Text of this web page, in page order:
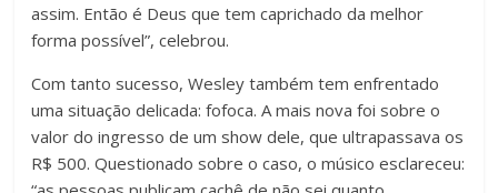
assim. Então é Deus que tem caprichado da melhor
forma possível”, celebrou.
Com tanto sucesso, Wesley também tem enfrentado
uma situação delicada: fofoca. A mais nova foi sobre o
valor do ingresso de um show dele, que ultrapassava os
R$ 500. Questionado sobre o caso, o músico esclareceu: